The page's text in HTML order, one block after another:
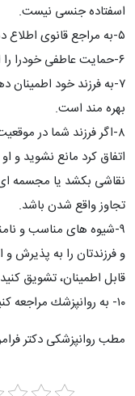
اسفتاده جنسی نیست.
٥-به مراجع قانوی اطلاع دهيد.
٦-حمایت عاطفی خودرا را از فرزندتان كم نكنيد بلكه افزایش دهید.
٧-به فرزند خود
بهره مند است.
٨-اگر فرزند شما در
اتفاق کرد مانع نشوید و
نقاشی بکشد یا مجسمه
تجاوز واقع شدن باشد.
٩-شیوه های مناسب و
و فرزندتان را به پذیرش
قابل اطمینان، تشویق
١٠- به روانپزشك مراجعه كنيد تا راهكارهاى لازم را دريافت كنيد
مطب روانپزشکی دکتر فرامرز ذاکری